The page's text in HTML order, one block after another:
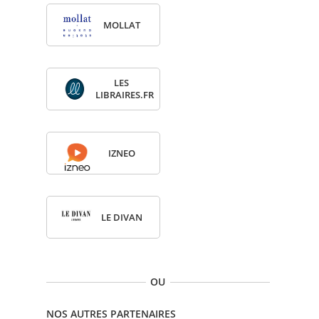
MOL­LAT
LES
LIBRAIRES.FR
IZNEO
LE DIVAN
OU
NOS AUTRES PARTENAIRES